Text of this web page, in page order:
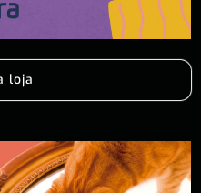
loja